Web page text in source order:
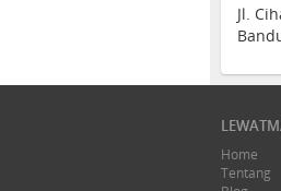
Jl.
Home
Tentang